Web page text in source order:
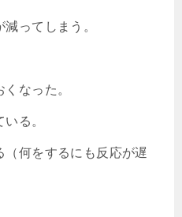
ってしまう。
なった。
る。
何をするにも反応が遅